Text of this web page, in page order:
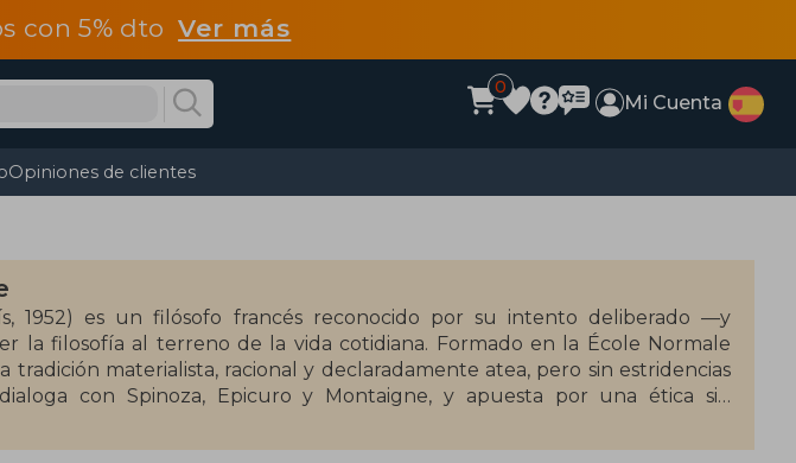
con 5% dtoVer más
0
Mi Cuenta
Opiniones de clientes
1952) es un filósofo francés reconocido por su intento deliberado —y
la filosofía al terreno de la vida cotidiana. Formado en la École Normale
tradición materialista, racional y declaradamente atea, pero sin estridencias
con Spinoza, Epicuro y Montaigne, y apuesta por una ética sin
no cae del cielo: se construye. Claridad, sobriedad y cero pirotecnia